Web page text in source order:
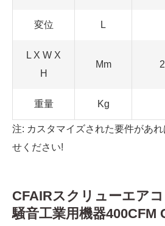
変位 L
L X W X
H
Mm
重量 Kg
注: カスタマイズされた要件があ
せください!
CFAIRスクリューエア
騒音工業用機器400CFM